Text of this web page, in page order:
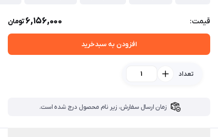
قیمت: 6,156,000تومان
افزودن به سبدخرید
تعداد
زمان ارسال سفارش، زیر نام محصول درج شده است.